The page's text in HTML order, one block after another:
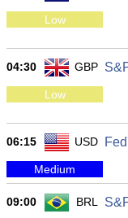
Low
04:30 GBP
Low
06:15 USD
Medium
09:00 BRL